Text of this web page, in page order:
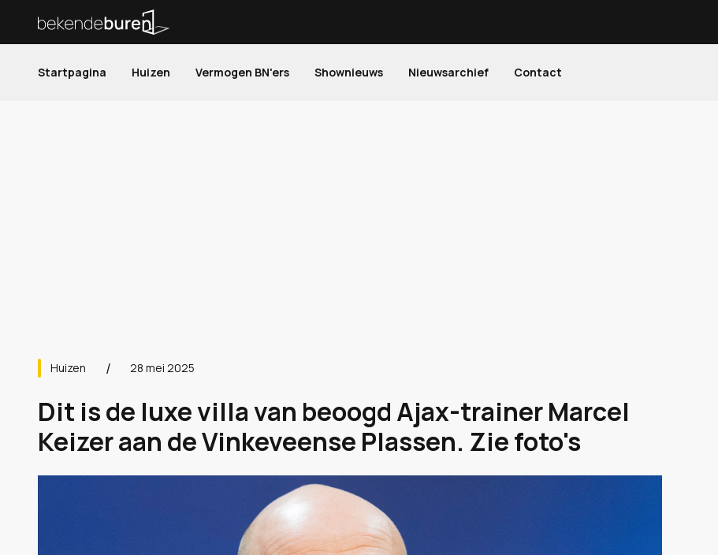
Startpagina Huizen Vermogen BN'ers Shownieuws Nieuwsarchief Contact
Huizen 28 mei 2025
Dit is de luxe villa van beoogd Ajax-trainer Marcel
Keizer aan de Vinkeveense Plassen. Zie foto's